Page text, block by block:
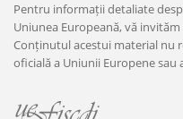
Pentru informații detaliate
Uniunea Europeană, vă
Conținutul acestui material nu
oficială a Uniunii Europene sau